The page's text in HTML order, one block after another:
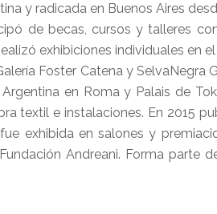
y radicada en Buenos Aires
de becas, cursos y talleres
exhibiciones individuales en
Foster Catena y SelvaNegra
en Roma y Palais de
textil e instalaciones. En 2015
exhibida en salones y
Andreani. Forma parte